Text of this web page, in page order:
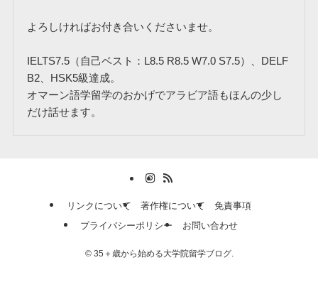
よろしければお付き合いくださいませ。
IELTS7.5（自己ベスト：L8.5 R8.5 W7.0 S7.5）、DELF
B2、HSK5級達成。
オマーン語学留学のおかげでアラビア語もほんの少し
だけ話せます。
リンクについて 著作権について
免責事項
プライバシーポリシー
お問い合わせ
©35＋歳から始める大学院留学ブログ.